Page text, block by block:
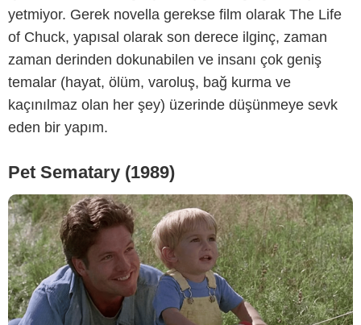
yetmiyor. Gerek novella gerekse film olarak The Life
of Chuck, yapısal olarak son derece ilginç, zaman
zaman derinden dokunabilen ve insanı çok geniş
temalar (hayat, ölüm, varoluş, bağ kurma ve
kaçınılmaz olan her şey) üzerinde düşünmeye sevk
eden bir yapım.
Pet Sematary (1989)
Paramount Pictures